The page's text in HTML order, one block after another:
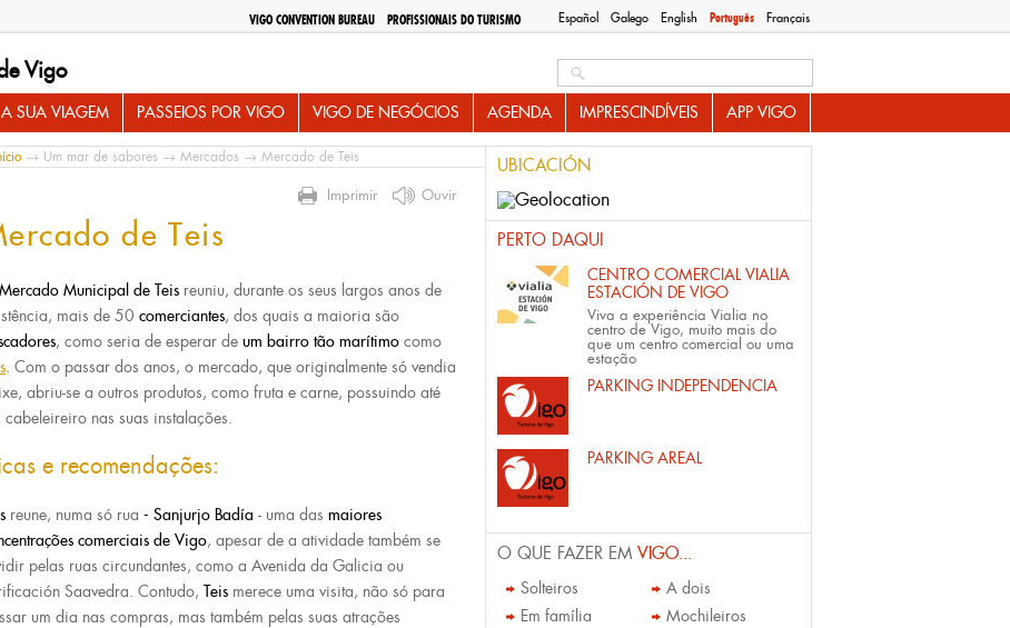
Español Galego English Português Français
VIGO CONVENTION BUREAU PROFISSIONAIS DO TURISMO
Vigo
SUA VIAGEM PASSEIOS POR VIGO VIGO DE NEGÓCIOS AGENDA IMPRESCINDÍVEIS APP VIGO
→ Um mar de sabores → Mercados → Mercado de Teis
Imprimir Ouvir
de Teis
Municipal de Teis reuniu, durante os seus largos anos de
mais de 50 comerciantes, dos quais a maioria são
, como seria de esperar de um bairro tão marítimo como
. Com o passar dos anos, o mercado, que originalmente só vendia
abriu-se a outros produtos, como fruta e carne, possuindo até
cabeleireiro nas suas instalações.
e recomendações:
reune, numa só rua - Sanjurjo Badía - uma das maiores
comerciais de Vigo, apesar de a atividade também se
pelas ruas circundantes, como a Avenida da Galicia ou
Saavedra. Contudo, Teis merece uma visita, não só para
um dia nas compras, mas também pelas suas atrações
UBICACIÓN
PERTO DAQUI
CENTRO COMERCIAL VIALIA
ESTACIÓN DE VIGO
Viva a experiência Vialia no
centro de Vigo, muito mais do
que um centro comercial ou uma
estação
PARKING INDEPENDENCIA
PARKING AREAL
O QUE FAZER EM VIGO...
Solteiros
A dois
Em família
Mochileiros